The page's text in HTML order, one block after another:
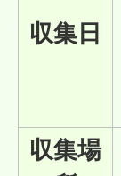
収集日
収集場